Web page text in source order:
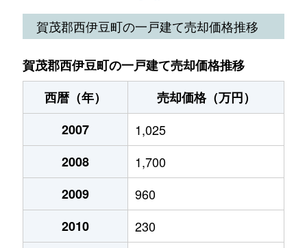
賀茂郡西伊豆町の一戸建て売却価格推移
賀茂郡西伊豆町の一戸建て売却価格推移
西暦（年）
売却価格（万円）
2007
1,025
2008
1,700
2009
960
2010
230